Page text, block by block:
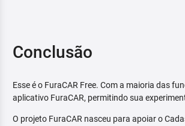
Conclusão
Esse é o FuraCAR Free. Com a maioria das
aplicativo FuraCAR, permitindo sua
O projeto FuraCAR nasceu para apoiar o